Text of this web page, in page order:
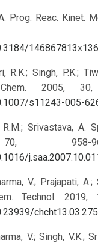
Prog. Reac. Kinet.
R.K.; Singh, P.K.;
2005, 30,
s11243-005-
Srivastava, A.
958-
V.; Prajapati,
Technol. 2019,
chcht13.03.275
V.; Singh, V.K.;